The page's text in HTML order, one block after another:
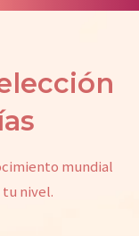
mundial
nivel.